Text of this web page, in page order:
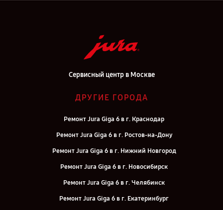
Сервисный центр в Москве
ДРУГИЕ ГОРОДА
Ремонт Jura Giga 6 в г. Краснодар
Ремонт Jura Giga 6 в г. Ростов-на-Дону
Ремонт Jura Giga 6 в г. Нижний Новгород
Ремонт Jura Giga 6 в г. Новосибирск
Ремонт Jura Giga 6 в г. Челябинск
Ремонт Jura Giga 6 в г. Екатеринбург